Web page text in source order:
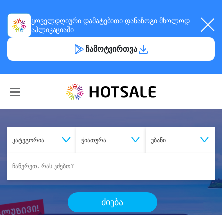
ყოველდღიური დამატებითი დანაზოგი მხოლოდ
აპლიკაციაში
ჩამოტვირთვა
კატეგორია ჭიათურა უბანი
ძიება